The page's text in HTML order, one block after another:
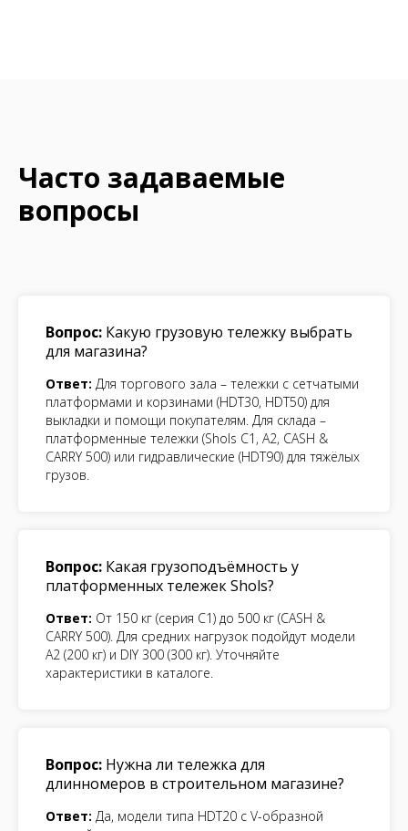
Часто задаваемые
вопросы
Вопрос: Какую грузовую тележку выбрать
для магазина?
Ответ: Для торгового зала – тележки с сетчатыми
платформами и корзинами (HDT30, HDT50) для
выкладки и помощи покупателям. Для склада –
платформенные тележки (Shols C1, A2, CASH &
CARRY 500) или гидравлические (HDT90) для тяжёлых
грузов.
Вопрос: Какая грузоподъёмность у
платформенных тележек Shols?
Ответ: От 150 кг (серия C1) до 500 кг (CASH &
CARRY 500). Для средних нагрузок подойдут модели
A2 (200 кг) и DIY 300 (300 кг). Уточняйте
характеристики в каталоге.
Вопрос: Нужна ли тележка для
длинномеров в строительном магазине?
Ответ: Да, модели типа HDT20 с V-образной